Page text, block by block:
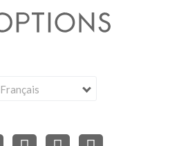
Français